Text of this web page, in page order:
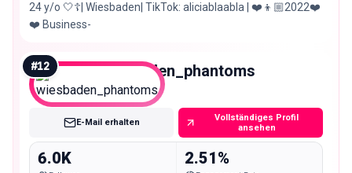
24 y/o 🤍☦️| Wiesbaden| TikTok: aliciablaabla | ❤️👦🏼2022❤️
❤️ Business-
#12 wiesbaden_phantoms
Nano
E-Mail erhalten
Vollständiges Profil
ansehen
6.0K 2.51%